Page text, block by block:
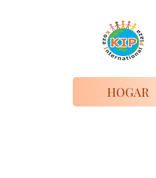
HOGAR